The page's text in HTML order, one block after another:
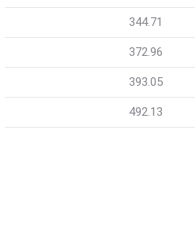
344.71
372.96
393.05
492.13